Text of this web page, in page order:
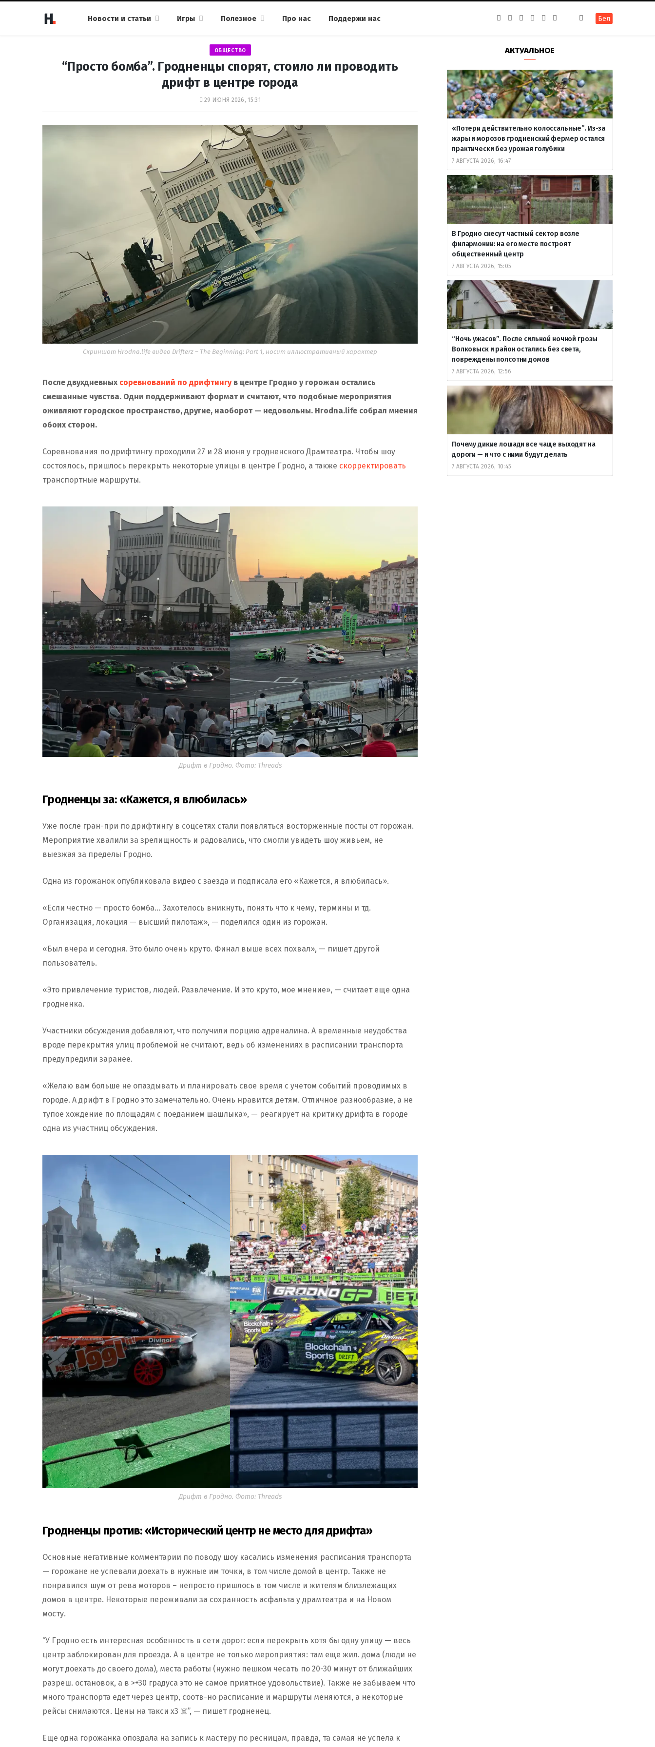
Новости и статьи Игры Полезное Про нас Поддержи нас
k
a
g
a
m
g
r
a
m
u
b
т
е
Бел
ОБЩЕСТВО
“Просто бомба”. Гродненцы спорят, стоило ли проводить
дрифт в центре города
29 ИЮНЯ 2026, 15:31
Скриншот Hrodna.life видео Drifterz – The Beginning: Part 1, носит иллюстративный характер
После двухдневных соревнований по дрифтингув центре Гродно у горожан остались
смешанные чувства. Одни поддерживают формат и считают, что подобные мероприятия
оживляют городское пространство, другие, наоборот — недовольны. Hrodna.life собрал мнения
обоих сторон.
Соревнования по дрифтингу проходили 27 и 28 июня у гродненского Драмтеатра. Чтобы шоу
состоялось, пришлось перекрыть некоторые улицы в центре Гродно, а также скорректировать
транспортные маршруты.
Дрифт в Гродно. Фото: Threads
Гродненцы за: «Кажется, я влюбилась»
Уже после гран-при по дрифтингу в соцсетях стали появляться восторженные посты от горожан.
Мероприятие хвалили за зрелищность и радовались, что смогли увидеть шоу живьем, не
выезжая за пределы Гродно.
Одна из горожанок опубликовала видео с заезда и подписала его «Кажется, я влюбилась».
«Если честно — просто бомба… Захотелось вникнуть, понять что к чему, термины и тд.
Организация, локация — высший пилотаж», — поделился один из горожан.
«Был вчера и сегодня. Это было очень круто. Финал выше всех похвал», — пишет другой
пользователь.
«Это привлечение туристов, людей. Развлечение. И это круто, мое мнение», — считает еще одна
гродненка.
Участники обсуждения добавляют, что получили порцию адреналина. А временные неудобства
вроде перекрытия улиц проблемой не считают, ведь об изменениях в расписании транспорта
предупредили заранее.
«Желаю вам больше не опаздывать и планировать свое время с учетом событий проводимых в
городе. А дрифт в Гродно это замечательно. Очень нравится детям. Отличное разнообразие, а не
тупое хождение по площадям с поеданием шашлыка», — реагирует на критику дрифта в городе
одна из участниц обсуждения.
Дрифт в Гродно. Фото: Threads
Гродненцы против: «Исторический центр не место для дрифта»
Основные негативные комментарии по поводу шоу касались изменения расписания транспорта
— горожане не успевали доехать в нужные им точки, в том числе домой в центр. Также не
понравился шум от рева моторов – непросто пришлось в том числе и жителям близлежащих
домов в центре. Некоторые переживали за сохранность асфальта у драмтеатра и на Новом
мосту.
“У Гродно есть интересная особенность в сети дорог: если перекрыть хотя бы одну улицу — весь
центр заблокирован для проезда. А в центре не только мероприятия: там еще жил. дома (люди не
могут доехать до своего дома), места работы (нужно пешком чесать по 20-30 минут от ближайших
разреш. остановок, а в >+30 градуса это не самое приятное удовольствие). Также не забываем что
много транспорта едет через центр, соотв-но расписание и маршруты меняются, а некоторые
рейсы снимаются. Цены на такси х3 ☠️”, — пишет гродненец.
Еще одна горожанка опоздала на запись к мастеру по ресницам, правда, та самая не успела к
АКТУАЛЬНОЕ
«Потери действительно колоссальные”. Из-за
жары и морозов гродненский фермер остался
практически без урожая голубики
7 АВГУСТА 2026, 16:47
В Гродно снесут частный сектор возле
филармонии: на его месте построят
общественный центр
7 АВГУСТА 2026, 15:05
“Ночь ужасов”. После сильной ночной грозы
Волковыск и район остались без света,
повреждены полсотни домов
7 АВГУСТА 2026, 12:56
Почему дикие лошади все чаще выходят на
дороги — и что с ними будут делать
7 АВГУСТА 2026, 10:45